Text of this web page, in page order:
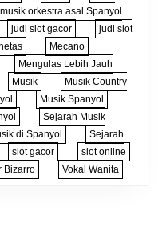
orkestra asal Spanyol
judi slot gacor
judi slot
Mecano
Mengulas Lebih Jauh
Musik
Musik Country
Musik Spanyol
Sejarah Musik
di Spanyol
Sejarah
slot gacor
slot online
Bizarro Vokal Wanita